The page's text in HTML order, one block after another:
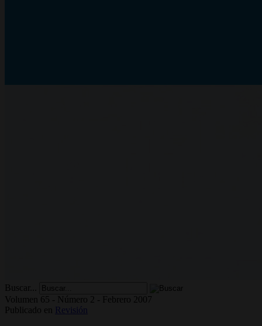
Buscar...
Volumen 65 - Número 2 - Febrero 2007
Publicado en
Revisión